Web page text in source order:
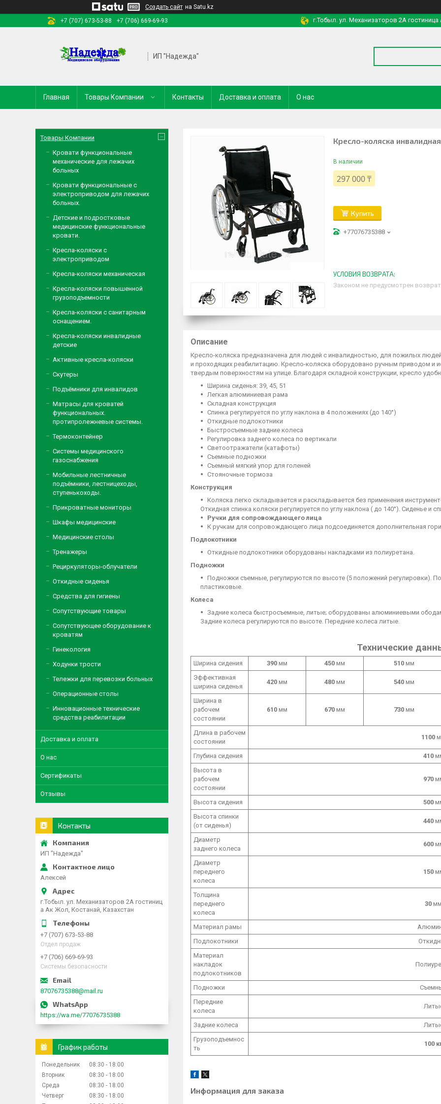
Создать сайт на Satu.kz
+7 (707) 673-53-88
+7 (706) 669-69-93 г.Тобыл. ул. Механизаторов 2А
ИП "Надежда"
Главная Товары Компании Контакты Доставка и оплата О нас
Кресло-коляска
В наличии
297 000 ₸
Купить
+77076735388
Законом не предусмотрен
Описание
Кресло-коляска предназначена для людей с инвалидностью, для пожилых
и проходящих реабилитацию. Кресло-коляска оборудовано ручным приводом и
твердым поверхностям на улице. Благодаря складной конструкции, кресло
Ширина сиденья: 39, 45, 51
Легкая алюминиевая рама
Складная конструкция
Спинка регулируется по углу наклона в 4 положениях (до 140°)
Откидные подлокотники
Быстросъемные задние колеса
Регулировка заднего колеса по вертикали
Светоотражатели (катафоты)
Съемные подножки
Съемный мягкий упор для голеней
Стояночные тормоза
Конструкция
Коляска легко складывается и раскладывается без применения
Откидная спинка коляски регулируется по углу наклона ( до 140°). Сиденье и
Ручки для сопровождающего лица
К ручкам для сопровождающего лица подсоединяется дополнительная
Подлокотники
Откидные подлокотники оборудованы накладками из полиуретана.
Подножки
Подножки съемные, регулируются по высоте (5 положений регулировки).
пластиковые.
Колеса
Задние колеса быстросъемные, литые; оборудованы алюминиевыми
Задние колеса регулируются по высоте. Передние колеса литые.
Технические
Ширина сидения 390 мм 450 мм 510 мм
Эффективная
ширина сиденья
420 мм 480 мм 540 мм
Ширина в
рабочем
состоянии
610 мм 670 мм 730 мм
Длина в рабочем
состоянии
1100
Глубина сидения 410
Высота в
рабочем
состоянии
970
Высота сидения 500
Высота спинки
(от сиденья)
440
Диаметр
заднего колеса
600
Диаметр
переднего
колеса
150
Толщина
переднего
колеса
30 мм
Материал рамы
Подлокотники
Материал
накладок
подлокотников
Подножки
Передние
колеса
Задние колеса
Грузоподъемнос
ть
100
Информация для заказа
Товары Компании
Кровати функциональные
механические для лежачих
больных
Кровати функциональные с
электроприводом для лежачих
больных.
Детские и подростковые
медицинские функциональные
кровати.
Кресла-коляски с
электроприводом
Кресла-коляски механическая
Кресла-коляски повышенной
грузоподъемности
Кресла-коляски с санитарным
оснащением.
Кресла-коляски инвалидные
детские
Активные кресла-коляски
Скутеры
Подъёмники для инвалидов
Матрасы для кроватей
функциональных.
протипролежневые системы.
Термоконтейнер
Системы медицинского
газоснабжения
Мобильные лестничные
подъёмники, лестницеходы,
ступенькоходы.
Прикроватные мониторы
Шкафы медицинские
Медицинские столы
Тренажеры
Рециркуляторы-облучатели
Откидные сиденья
Средства для гигиены
Сопутствующие товары
Сопутствующее оборудование к
кроватям
Гинекология
Ходунки трости
Тележки для перевозки больных
Операционные столы
Инновационные технические
средства реабилитации
Доставка и оплата
О нас
Сертификаты
Отзывы
Контакты
ИП "Надежда"
Алексей
г.Тобыл. ул. Механизаторов 2А гостиниц
а Ак Жол, Костанай, Казахстан
+7 (707) 673-53-88
Отдел продаж
+7 (706) 669-69-93
Системы безопасности
87076735388@mail.ru
https://wa.me/77076735388
График работы
Понедельник 08:30
18:00
Вторник
08:30
18:00
Среда
08:30
18:00
Четверг
08:30
18:00